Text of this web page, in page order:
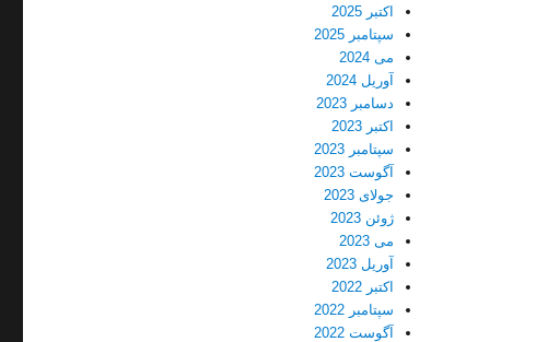
اکتبر 2025
سپتامبر 2025
می 2024
آوریل 2024
دسامبر 2023
اکتبر 2023
سپتامبر 2023
آگوست 2023
جولای 2023
ژوئن 2023
می 2023
آوریل 2023
اکتبر 2022
سپتامبر 2022
آگوست 2022